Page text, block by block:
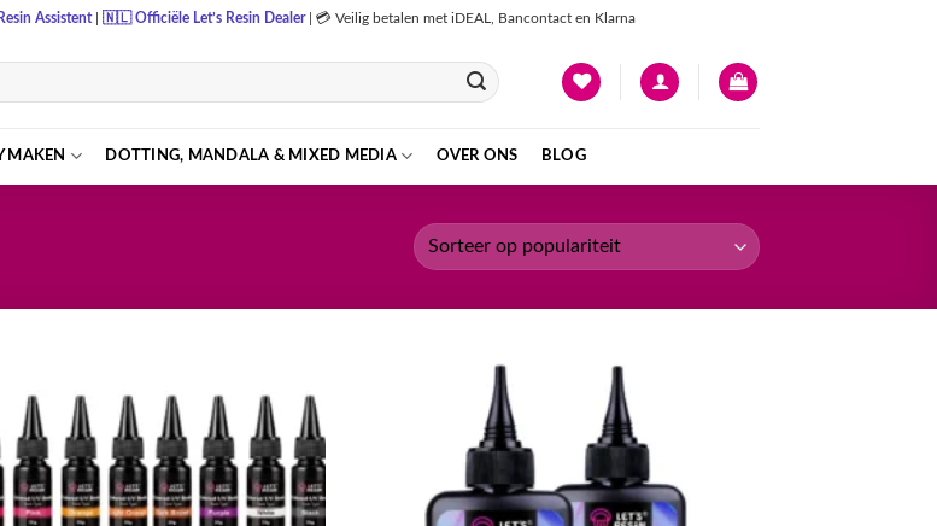
Assistent 🇳🇱Officiële Let’s Resin Dealer 💳 Veilig betalen met iDEAL, Bancontact en Klarna
MAKEN DOTTING, MANDALA & MIXED MEDIA OVER ONS BLOG
Toevoegen
aan
verlanglijst